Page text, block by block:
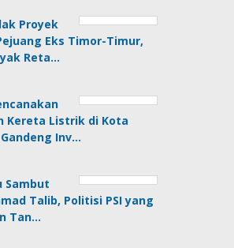
Proyek
Eks Timor-Timur,
Reta…
Kereta Listrik di Kota
Inv…
Sambut
Talib, Politisi PSI yang
Tan…